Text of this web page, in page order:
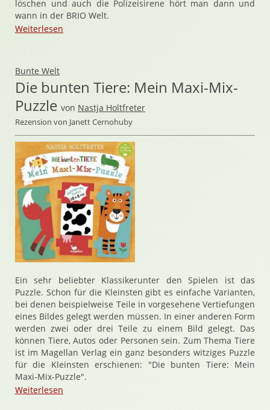
löschen und auch die Polizeisirene hört man dann und
wann in der BRIO Welt.
Weiterlesen
Bunte Welt
Die bunten Tiere: Mein Maxi-Mix-
Puzzle von Nastja Holtfreter
Rezension von Janett Cernohuby
Ein sehr beliebter Klassikerunter den Spielen ist das
Puzzle. Schon für die Kleinsten gibt es einfache Varianten,
bei denen beispielweise Teile in vorgesehene Vertiefungen
eines Bildes gelegt werden müssen. In einer anderen Form
werden zwei oder drei Teile zu einem Bild gelegt. Das
können Tiere, Autos oder Personen sein. Zum Thema Tiere
ist im Magellan Verlag ein ganz besonders witziges Puzzle
für die Kleinsten erschienen: "Die bunten Tiere: Mein
Maxi-Mix-Puzzle".
Weiterlesen